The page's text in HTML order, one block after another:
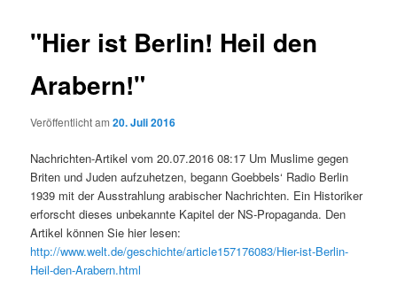
"Hier ist Berlin! Heil den
Arabern!"
Veröffentlicht am20. Juli 2016
Nachrichten-Artikel vom 20.07.2016 08:17 Um Muslime gegen
Briten und Juden aufzuhetzen, begann Goebbels‘ Radio Berlin
1939 mit der Ausstrahlung arabischer Nachrichten. Ein Historiker
erforscht dieses unbekannte Kapitel der NS-Propaganda. Den
Artikel können Sie hier lesen:
http://www.welt.de/geschichte/article157176083/Hier-ist-Berlin-
Heil-den-Arabern.html